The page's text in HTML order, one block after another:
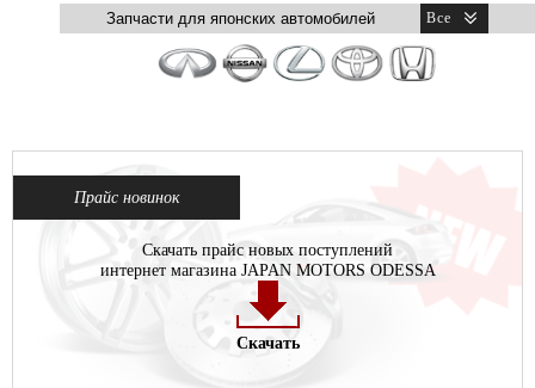
Прайс новинок
Скачать прайс новых поступлений
интернет магазина JAPAN MOTORS ODESSA
Скачать